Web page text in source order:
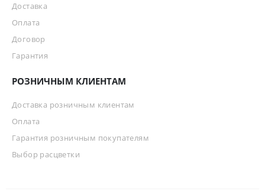
Доставка
Оплата
Договор
Гарантия
РОЗНИЧНЫМ КЛИЕНТАМ
Доставка розничным клиентам
Оплата
Гарантия розничным покупателям
Выбор расцветки